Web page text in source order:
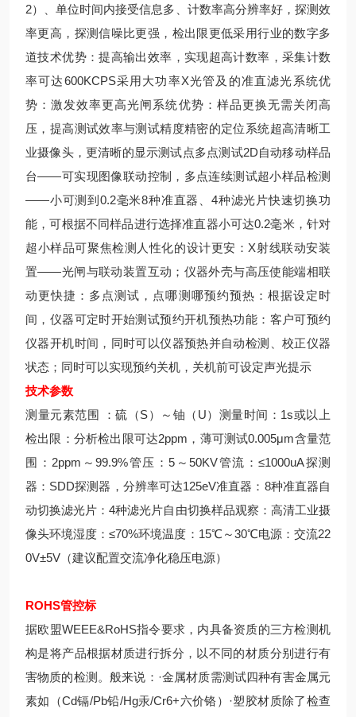
2）、单位时间内接受信息多、计数率高分辨率好，探测效
率更高，探测信噪比更强，检出限更低采用行业的数字多
道技术优势：提高输出效率，实现超高计数率，采集计数
率可达600KCPS采用大功率X光管及的准直滤光系统优
势：激发效率更高光闸系统优势：样品更换无需关闭高
压，提高测试效率与测试精度精密的定位系统超高清晰工
业摄像头，更清晰的显示测试点多点测试2D自动移动样品
台——可实现图像联动控制，多点连续测试超小样品检测
——小可测到0.2毫米8种准直器、4种滤光片快速切换功
能，可根据不同样品进行选择准直器小可达0.2毫米，针对
超小样品可聚焦检测人性化的设计更安：X射线联动安装
置——光闸与联动装置互动；仪器外壳与高压使能端相联
动更快捷：多点测试，点哪测哪预约预热：根据设定时
间，仪器可定时开始测试预约开机预热功能：客户可预约
仪器开机时间，同时可以仪器预热并自动检测、校正仪器
状态；同时可以实现预约关机，关机前可设定声光提示
技术参数
测量元素范围 ：硫（S）～铀（U）测量时间：1s或以上
检出限：分析检出限可达2ppm，薄可测试0.005μm含量范
围：2ppm～99.9%管压：5～50KV管流：≤1000uA探测
器：SDD探测器，分辨率可达125eV准直器：8种准直器自
动切换滤光片：4种滤光片自由切换样品观察：高清工业摄
像头环境湿度：≤70%环境温度：15℃～30℃电源：交流22
0V±5V（建议配置交流净化稳压电源）
ROHS管控标
据欧盟WEEE&RoHS指令要求，内具备资质的三方检测机
构是将产品根据材质进行拆分，以不同的材质分别进行有
害物质的检测。般来说：·金属材质需测试四种有害金属元
素如（Cd镉/Pb铅/Hg汞/Cr6+六价铬）·塑胶材质除了检查